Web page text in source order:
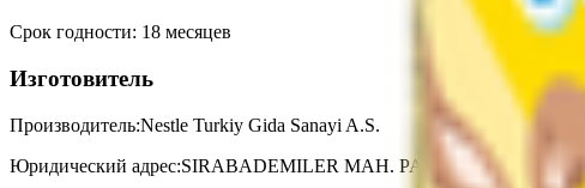
Срок годности: 18 месяцев
Изготовитель
Производитель:Nestle Turkiy Gida Sanayi A.S.
Юридический адрес:SIRABADEMILER MAH. PASACAYIRI